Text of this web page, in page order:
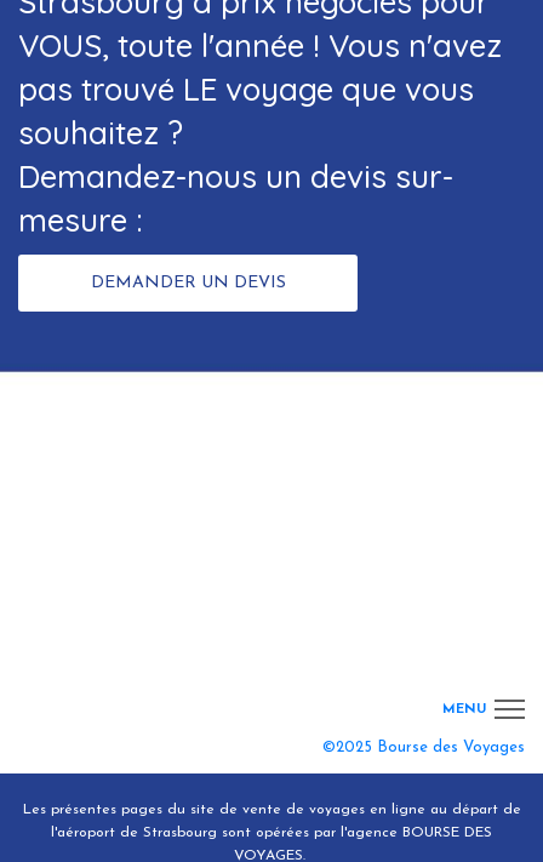
VOUS, toute l'année ! Vous n'avez
pas trouvé LE voyage que vous
souhaitez ?
Demandez-nous un devis sur-
mesure :
DEMANDER UN DEVIS
MENU
Mentions légales
©2025 Bourse des Voyages
Les présentes pages du site de vente de voyages en ligne au départ de
l'aéroport de Strasbourg sont opérées par l'agence BOURSE DES
VOYAGES.